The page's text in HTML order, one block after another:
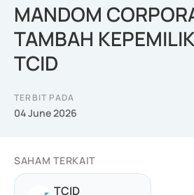
MANDOM
TAMBAH
TCID
TERBIT PADA
04 June 2026
SAHAM TERKAIT
TCID